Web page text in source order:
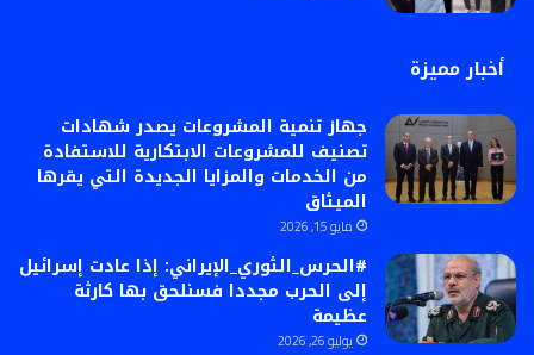
أخبار مميزة
جهاز تنمية المشروعات يصدر شهادات
تصنيف للمشروعات الابتكارية للاستفادة
من الخدمات والمزايا الجديدة التي يقرها
الميثاق
مايو 15, 2026
#الحرس_الثوري_الإيراني: إذا عادت إسرائيل
إلى الحرب مجددا فسنلحق بها كارثة
عظيمة
يوليو 26, 2026